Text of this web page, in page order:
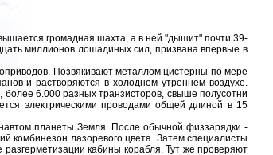
громадная шахта, а в ней "дышит" почти 39-
миллионов лошадиных сил, призвана впервые в
Позвякивают металлом цистерны по мере
и растворяются в холодном утреннем воздухе.
6.000 разных транзисторов, свыше полусотни
электрическими проводами общей длиной в 15
планеты Земля. После обычной физзарядки -
комбинезон лазоревого цвета. Затем специалисты
кабины корабля. Тут же проверяют